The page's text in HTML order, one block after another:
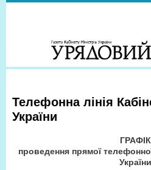
Телефонна лінія
України
ГРАФІК
проведення прямої телефонної
України